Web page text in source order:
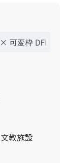
文教施設